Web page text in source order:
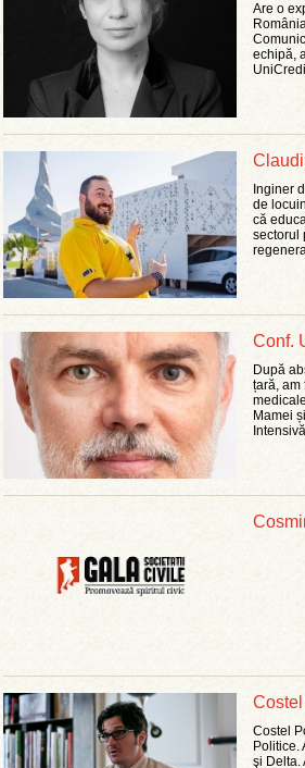
Are o
echipă,
Inginer
de
că
sectorul
Conf.
După
țară, am
Mamei
Costel
Politice.
şi Delta.